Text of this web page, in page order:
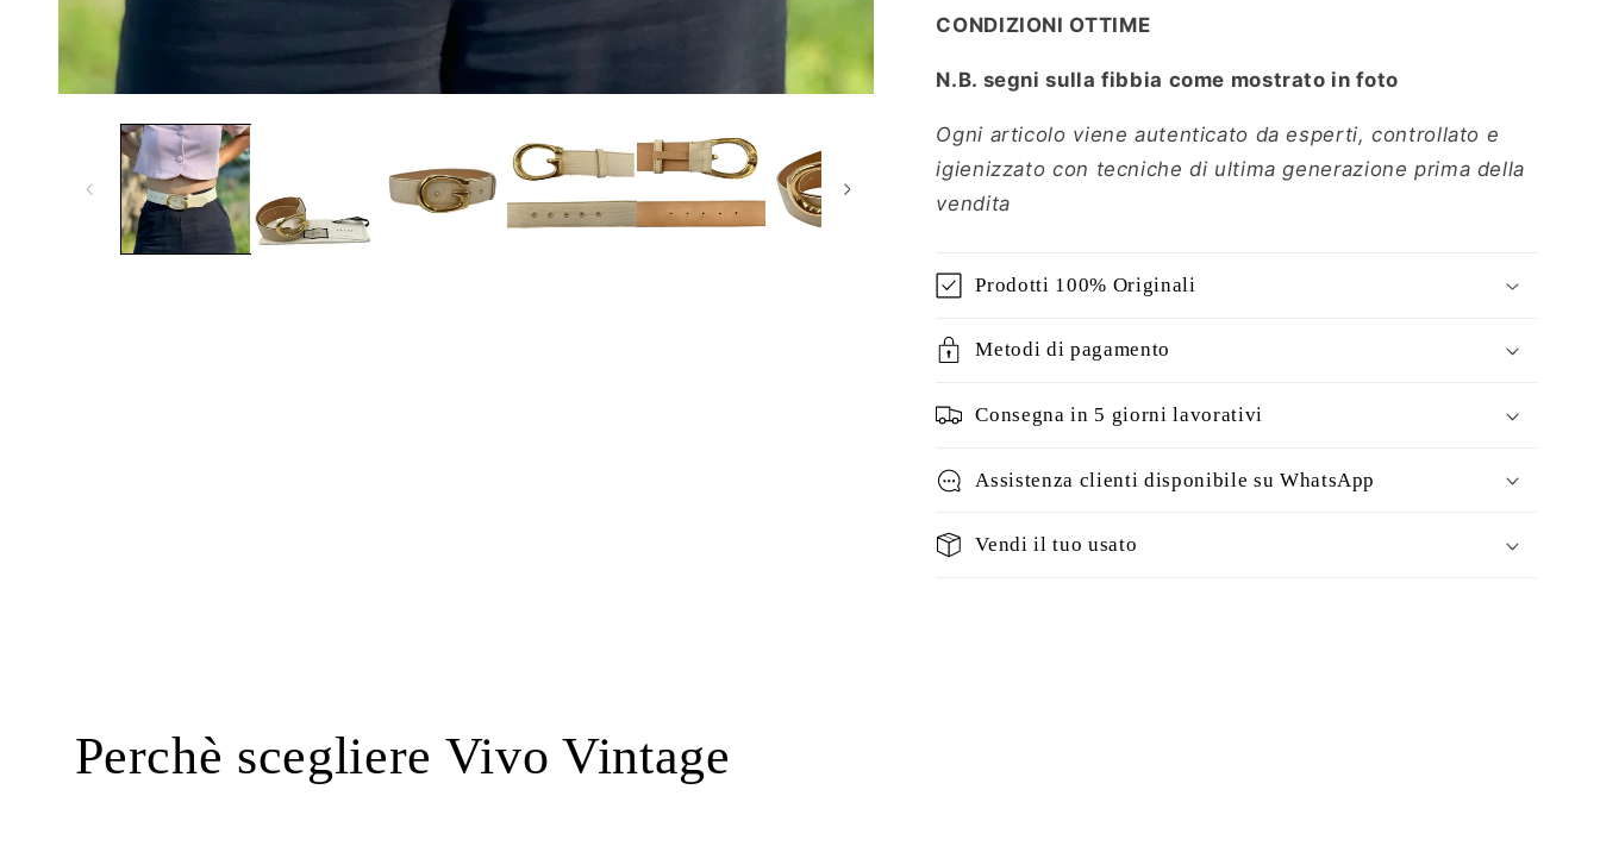
CONDIZIONI OTTIME
N.B. segni sulla fibbia come mostrato in foto
Ogni articolo viene autenticato da esperti, controllato e
igienizzato con tecniche di ultima generazione prima della
vendita
Prodotti 100% Originali
Metodi di pagamento
Consegna in 5 giorni lavorativi
Assistenza clienti disponibile su WhatsApp
Vendi il tuo usato
Perchè scegliere Vivo Vintage